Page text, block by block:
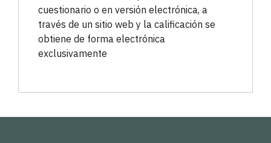
cuestionario o en versión electrónica, a
través de un sitio web y la calificación se
obtiene de forma electrónica
exclusivamente